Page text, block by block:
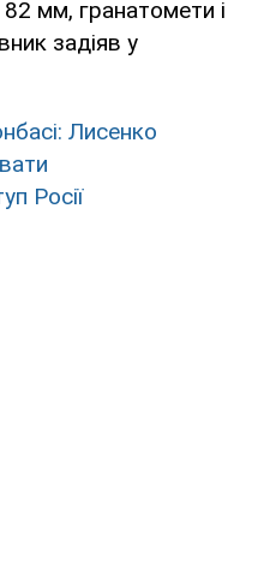
мм, гранатомети і
задіяв у
Лисенко
Росії